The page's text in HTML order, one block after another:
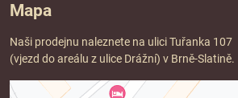
Mapa
Naši prodejnu naleznete na ulici Tuřanka 107
(vjezd do areálu z ulice Drážní) v Brně-Slatině.